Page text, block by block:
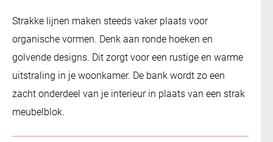
Strakke lijnen maken steeds vaker plaats voor
organische vormen. Denk aan ronde hoeken en
golvende designs. Dit zorgt voor een rustige en warme
uitstraling in je woonkamer. De bank wordt zo een
zacht onderdeel van je interieur in plaats van een strak
meubelblok.